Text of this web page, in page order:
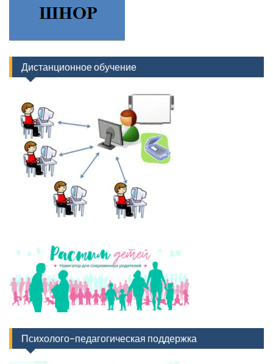
Дистанционное обучение
Психолого-педагогическая поддержка